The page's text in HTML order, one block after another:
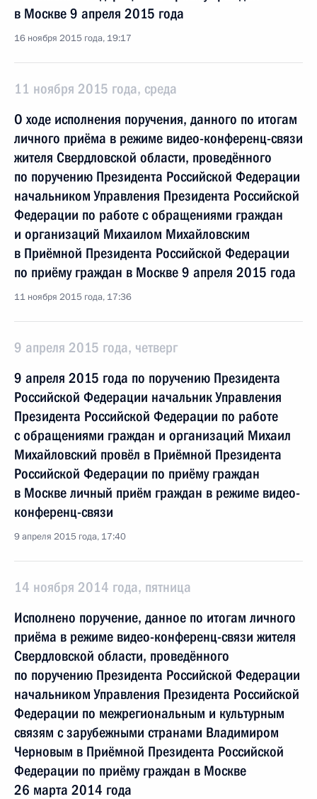
в Москве 9 апреля 2015 года
16 ноября 2015 года, 19:17
11 ноября 2015 года, среда
О ходе исполнения поручения, данного по итогам
личного приёма в режиме видео-конференц-связи
жителя Свердловской области, проведённого
по поручению Президента Российской Федерации
начальником Управления Президента Российской
Федерации по работе с обращениями граждан
и организаций Михаилом Михайловским
в Приёмной Президента Российской Федерации
по приёму граждан в Москве 9 апреля 2015 года
11 ноября 2015 года, 17:36
9 апреля 2015 года, четверг
9 апреля 2015 года по поручению Президента
Российской Федерации начальник Управления
Президента Российской Федерации по работе
с обращениями граждан и организаций Михаил
Михайловский провёл в Приёмной Президента
Российской Федерации по приёму граждан
в Москве личный приём граждан в режиме видео-
конференц-связи
9 апреля 2015 года, 17:40
14 ноября 2014 года, пятница
Исполнено поручение, данное по итогам личного
приёма в режиме видео-конференц-связи жителя
Свердловской области, проведённого
по поручению Президента Российской Федерации
начальником Управления Президента Российской
Федерации по межрегиональным и культурным
связям с зарубежными странами Владимиром
Черновым в Приёмной Президента Российской
Федерации по приёму граждан в Москве
26 марта 2014 года